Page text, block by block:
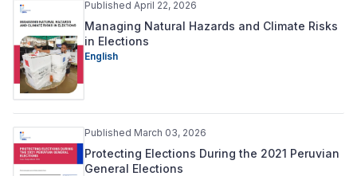
Published April 22, 2026
Managing Natural Hazards and Climate Risks
in Elections
English
Published March 03, 2026
Protecting Elections During the 2021 Peruvian
General Elections